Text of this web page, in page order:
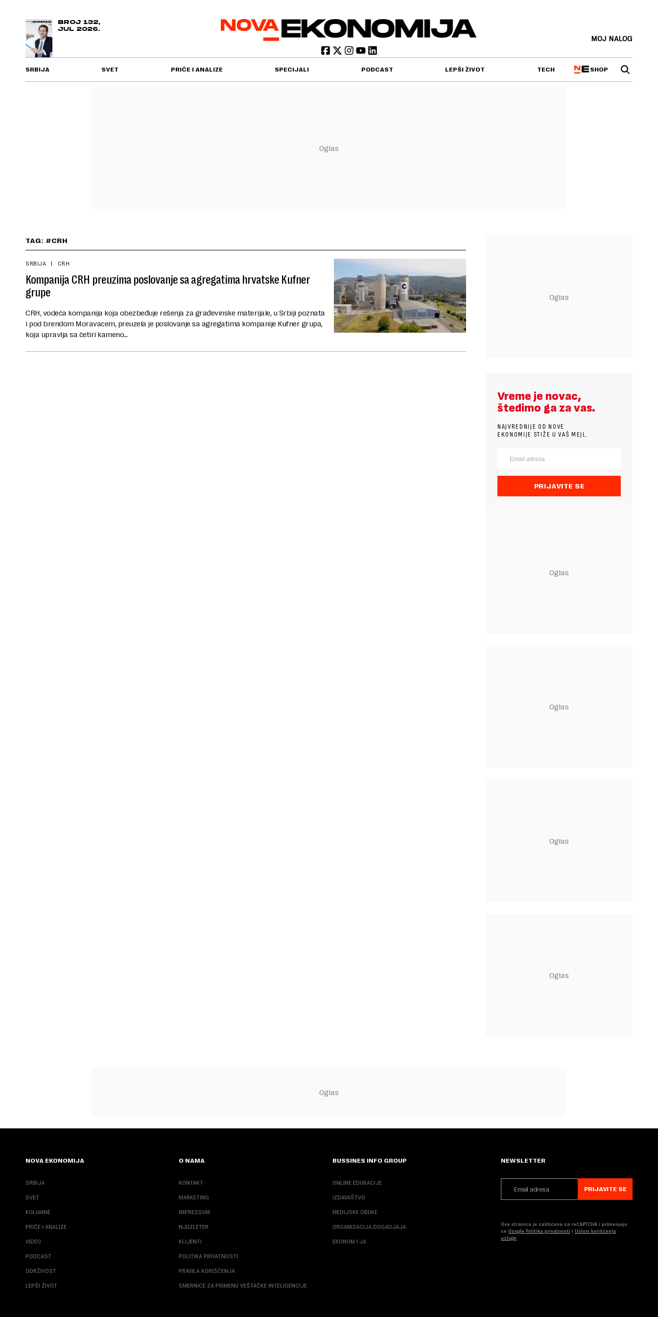
BROJ 132,
JUL 2026.
MOJ NALOG
SRBIJA SVET PRIČE I ANALIZE SPECIJALI PODCAST LEPŠI ŽIVOT TECH SHOP
TAG: #CRH
SRBIJA CRH
Kompanija CRH preuzima poslovanje sa agregatima hrvatske Kufner
grupe
CRH, vodeća kompanija koja obezbeđuje rešenja za građevinske materijale, u Srbiji poznata
i pod brendom Moravacem, preuzela je poslovanje sa agregatima kompanije Kufner grupa,
koja upravlja sa četiri kameno...
Vreme je novac,
štedimo ga za vas.
NAJVREDNIJE OD NOVE
EKONOMIJE STIŽE U VAŠ MEJL.
PRIJAVITE SE
NOVA EKONOMIJA
SRBIJA
SVET
KOLUMNE
PRIČE I ANALIZE
VIDEO
PODCAST
ODRŽIVOST
LEPŠI ŽIVOT
O NAMA
KONTAKT
MARKETING
IMPRESSUM
NJUZLETER
KLIJENTI
POLITIKA PRIVATNOSTI
PRAVILA KORIŠĆENJA
SMERNICE ZA PRIMENU VEŠTAČKE INTELIGENCIJE
BUSSINES INFO GROUP
ONLINE EDUKACIJE
IZDAVAŠTVO
MEDIJSKE OBUKE
ORGANIZACIJA DOGADJAJA
EKONOM I JA
NEWSLETTER
PRIJAVITE SE
Ova stranica je zaštićena sa reCAPTCHA i primenjuju
se Google Politika privatnosti i Uslovi korišćenja
usluge